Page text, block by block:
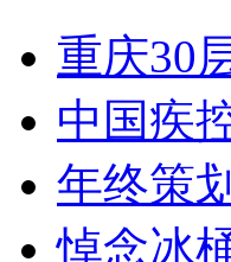
重庆30
中国疾
年终策
悼念冰